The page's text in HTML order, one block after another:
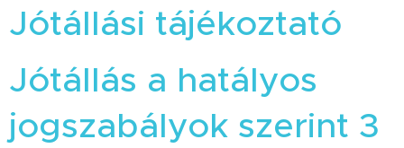
Jótállási tájékoztató
Jótállás a hatályos
jogszabályok szerint 3